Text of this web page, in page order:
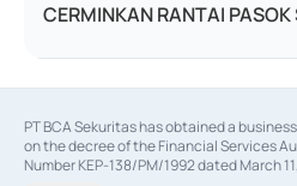
CERMINKAN RANTAI PASOK
PT BCA Sekuritas has obtained a
on the decree of the Financial Services
Number KEP-138/PM/1992 dated March